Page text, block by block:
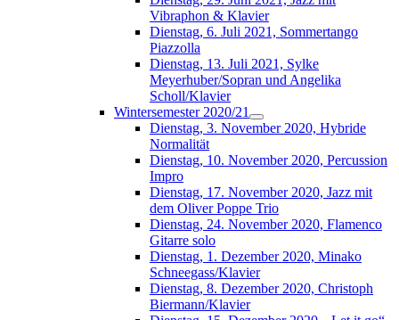
Vibraphon & Klavier
Dienstag, 6. Juli 2021, Sommertango
Piazzolla
Dienstag, 13. Juli 2021, Sylke
Meyerhuber/Sopran und Angelika
Scholl/Klavier
Wintersemester 2020/21
Dienstag, 3. November 2020, Hybride
Normalität
Dienstag, 10. November 2020, Percussion
Impro
Dienstag, 17. November 2020, Jazz mit
dem Oliver Poppe Trio
Dienstag, 24. November 2020, Flamenco
Gitarre solo
Dienstag, 1. Dezember 2020, Minako
Schneegass/Klavier
Dienstag, 8. Dezember 2020, Christoph
Biermann/Klavier